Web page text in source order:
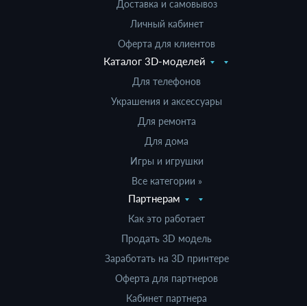
Доставка и самовывоз
Личный кабинет
Оферта для клиентов
Каталог 3D-моделей
Для телефонов
Украшения и аксессуары
Для ремонта
Для дома
Игры и игрушки
Все категории »
Партнерам
Как это работает
Продать 3D модель
Заработать на 3D принтере
Оферта для партнеров
Кабинет партнера